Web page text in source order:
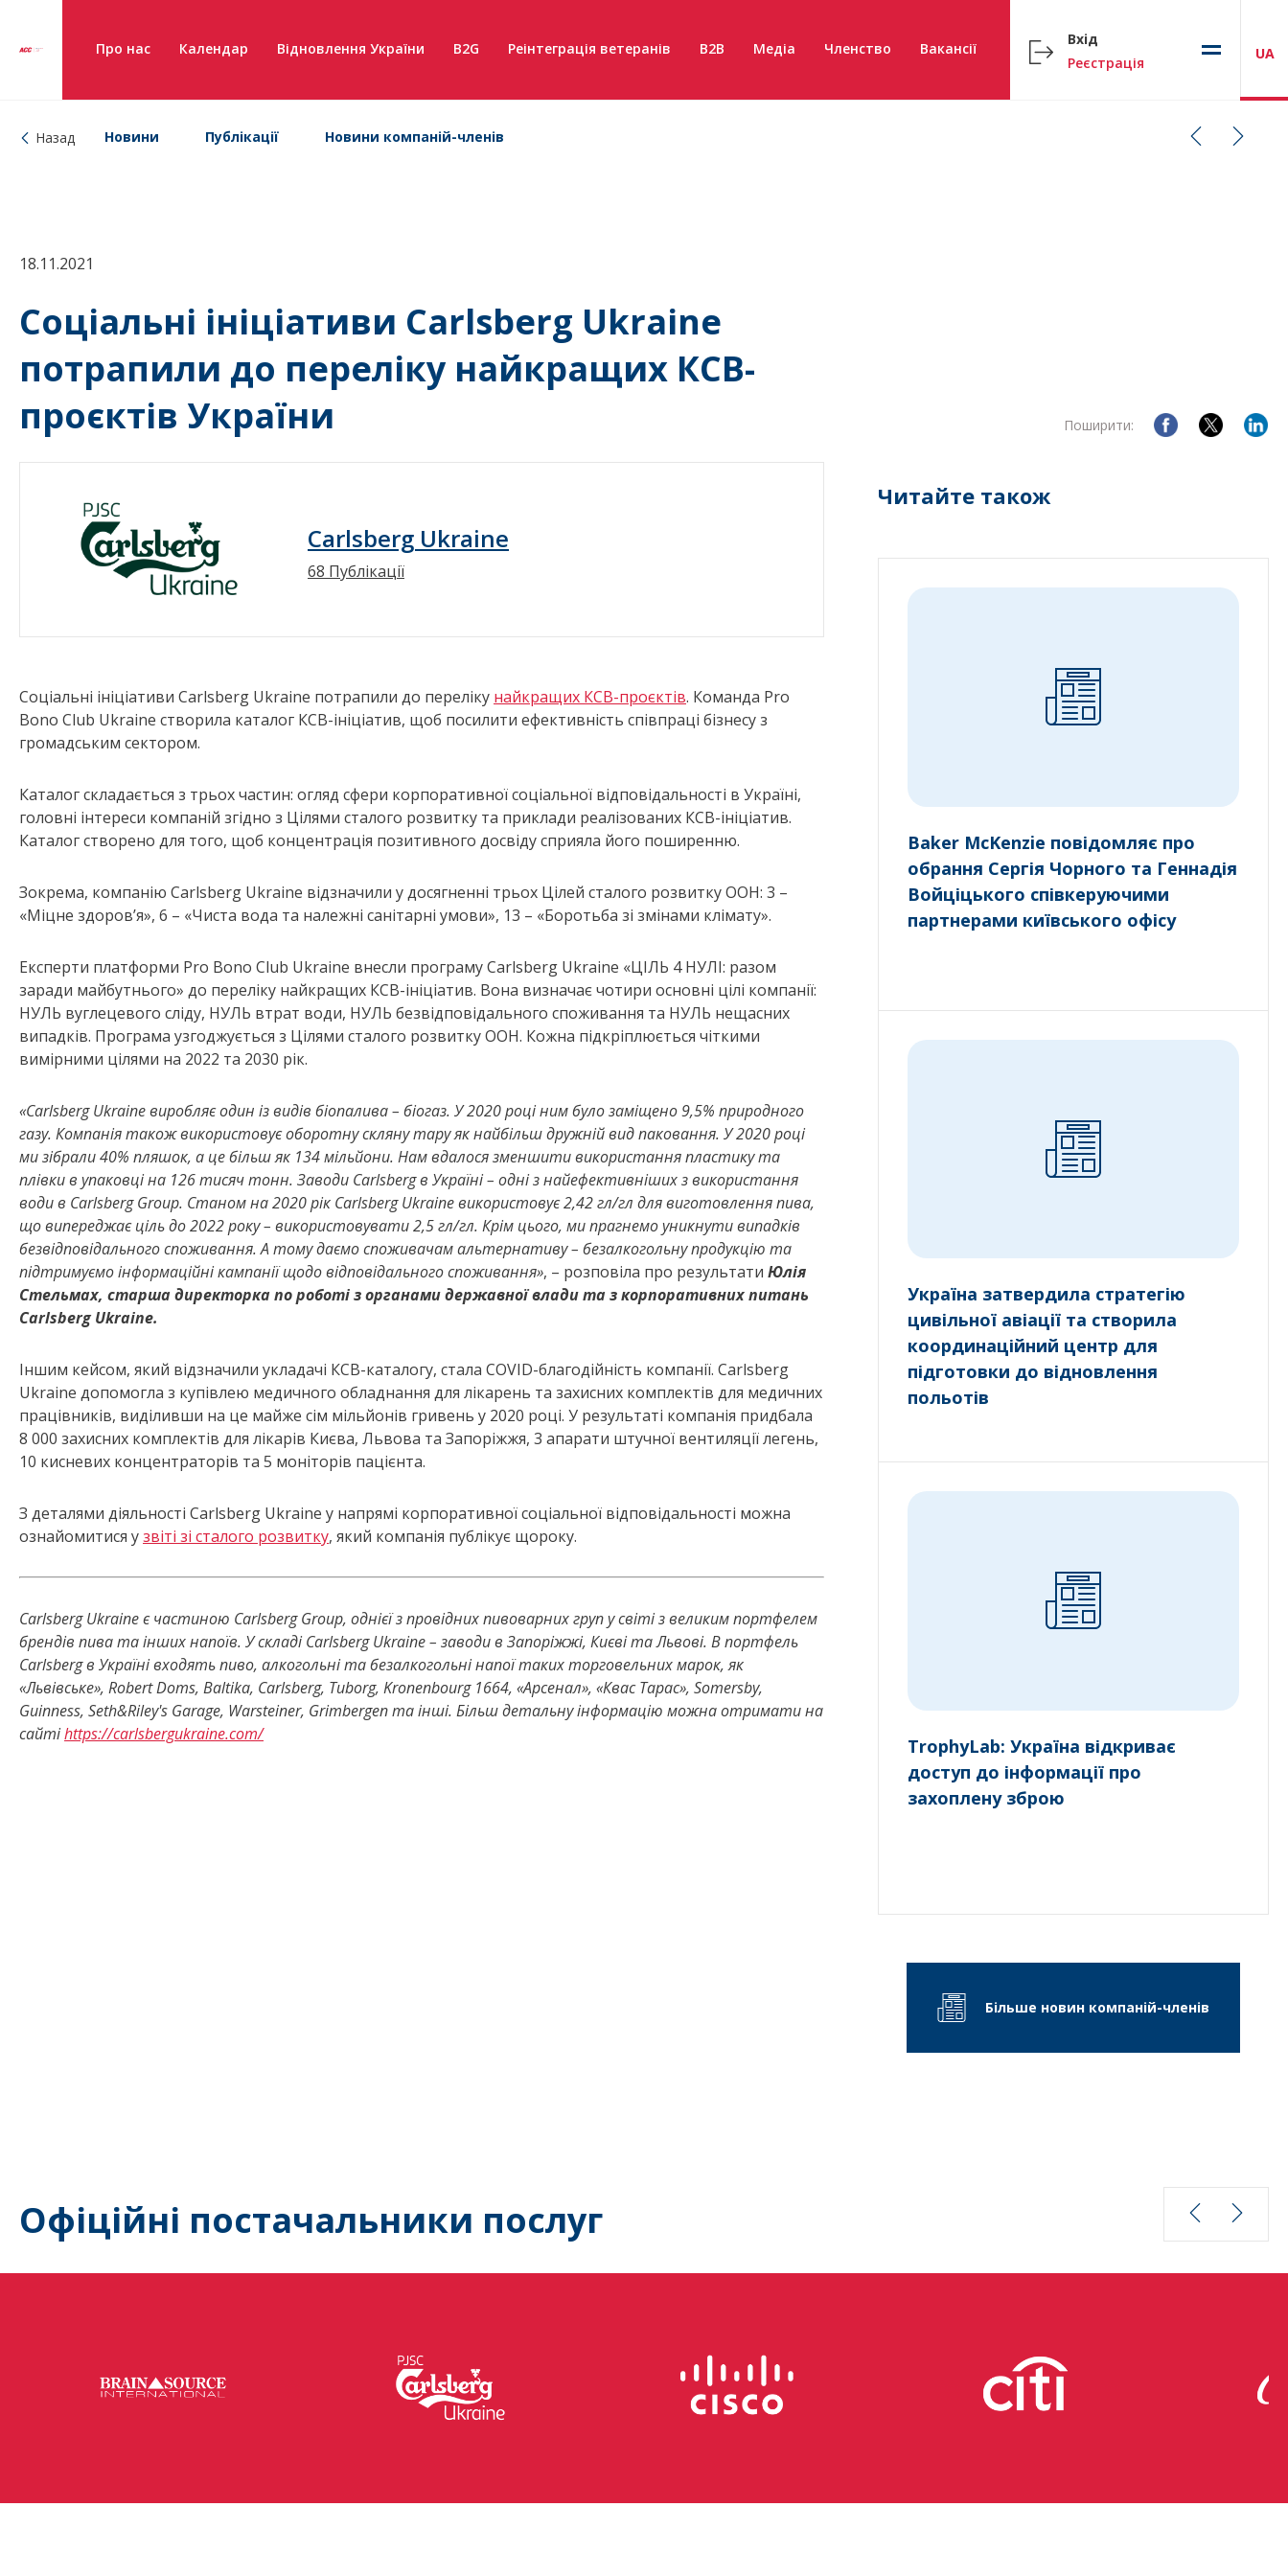
Про нас Календар Відновлення України B2G Реінтеграція ветеранів B2B Медіа Членство Вакансії
Вхід
Реєстрація
UA
Назад Новини Публікації Новини компаній-членів
18.11.2021
Соціальні ініціативи Carlsberg Ukraine
потрапили до переліку найкращих КСВ-
проєктів України
Поширити:
Carlsberg Ukraine
68 Публікації
Соціальні ініціативи Carlsberg Ukraine потрапили до переліку найкращих КСВ-проєктів. Команда Pro
Bono Club Ukraine створила каталог КСВ-ініціатив, щоб посилити ефективність співпраці бізнесу з
громадським сектором.
Каталог складається з трьох частин: огляд сфери корпоративної соціальної відповідальності в Україні,
головні інтереси компаній згідно з Цілями сталого розвитку та приклади реалізованих КСВ-ініціатив.
Каталог створено для того, щоб концентрація позитивного досвіду сприяла його поширенню.
Зокрема, компанію Carlsberg Ukraine відзначили у досягненні трьох Цілей сталого розвитку ООН: 3 –
«Міцне здоров’я», 6 – «Чиста вода та належні санітарні умови», 13 – «Боротьба зі змінами клімату».
Експерти платформи Pro Bono Club Ukraine внесли програму Carlsberg Ukraine «ЦІЛЬ 4 НУЛІ: разом
заради майбутнього» до переліку найкращих КСВ-ініціатив. Вона визначає чотири основні цілі компанії:
НУЛЬ вуглецевого сліду, НУЛЬ втрат води, НУЛЬ безвідповідального споживання та НУЛЬ нещасних
випадків. Програма узгоджується з Цілями сталого розвитку ООН. Кожна підкріплюється чіткими
вимірними цілями на 2022 та 2030 рік.
«Carlsberg Ukraine виробляє один із видів біопалива – біогаз. У 2020 році ним було заміщено 9,5% природного
газу. Компанія також використовує оборотну скляну тару як найбільш дружній вид паковання. У 2020 році
ми зібрали 40% пляшок, а це більш як 134 мільйони. Нам вдалося зменшити використання пластику та
плівки в упаковці на 126 тисяч тонн. Заводи Carlsberg в Україні – одні з найефективніших з використання
води в Carlsberg Group. Станом на 2020 рік Carlsberg Ukraine використовує 2,42 гл/гл для виготовлення пива,
що випереджає ціль до 2022 року – використовувати 2,5 гл/гл. Крім цього, ми прагнемо уникнути випадків
безвідповідального споживання. А тому даємо споживачам альтернативу – безалкогольну продукцію та
підтримуємо інформаційні кампанії щодо відповідального споживання», – розповіла про результати Юлія
Стельмах, старша директорка по роботі з органами державної влади та з корпоративних питань
Carlsberg Ukraine.
Іншим кейсом, який відзначили укладачі КСВ-каталогу, стала COVID-благодійність компанії. Carlsberg
Ukraine допомогла з купівлею медичного обладнання для лікарень та захисних комплектів для медичних
працівників, виділивши на це майже сім мільйонів гривень у 2020 році. У результаті компанія придбала
8 000 захисних комплектів для лікарів Києва, Львова та Запоріжжя, 3 апарати штучної вентиляції легень,
10 кисневих концентраторів та 5 моніторів пацієнта.
З деталями діяльності Carlsberg Ukraine у напрямі корпоративної соціальної відповідальності можна
ознайомитися узвіті зі сталого розвитку, який компанія публікує щороку.
Carlsberg Ukraineє частиною Carlsberg Group, однієї з провідних пивоварних груп у світі з великим портфелем
брендів пива та інших напоїв. Ускладі Carlsberg Ukraine – заводи в Запоріжжі, Києві та Львові. В портфель
Carlsberg в Україні входять пиво, алкогольні та безалкогольні напої таких торговельних марок, як
«Львівське», Robert Doms, Baltika, Carlsberg, Tuborg, Kronenbourg 1664, «Арсенал», «Квас Тарас», Somersby,
Guinness, Seth&Riley's Garage, Warsteiner, Grimbergen та інші. Більш детальну інформацію можна отримати на
сайтіhttps://carlsbergukraine.com/
Читайте також
Baker McKenzie повідомляє про
обрання Сергія Чорного та Геннадія
Войціцького співкеруючими
партнерами київського офісу
Україна затвердила стратегію
цивільної авіації та створила
координаційний центр для
підготовки до відновлення
польотів
TrophyLab: Україна відкриває
доступ до інформації про
захоплену зброю
Більше новин компаній-членів
Офіційні постачальники послуг